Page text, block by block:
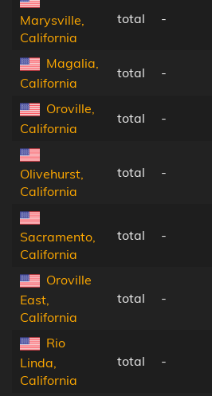
Marysville,
California
total -
Magalia,
California
total -
Oroville,
California
total -
Olivehurst,
California
total -
Sacramento,
California
total -
Oroville
East,
California
total -
Rio
Linda,
California
total -